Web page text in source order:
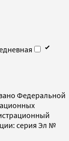
Федеральной
серия Эл №